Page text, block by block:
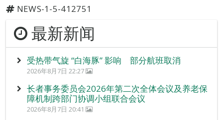
NEWS-1-5-412751
最新新闻
受热带气旋 “白海豚” 影响 部分航班取消
2026年8月7日 22:27
长者事务委员会2026年第二次全体会议及养老保
障机制跨部门协调小组联合会议
2026年8月7日 20:41